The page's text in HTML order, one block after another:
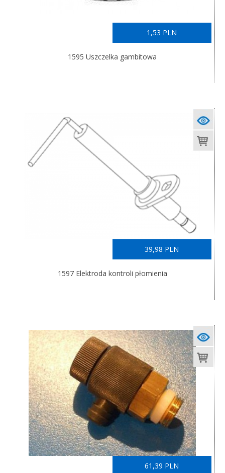
1,53 PLN
1595 Uszczelka gambitowa
39,98 PLN
1597 Elektroda kontroli płomienia
61,39 PLN